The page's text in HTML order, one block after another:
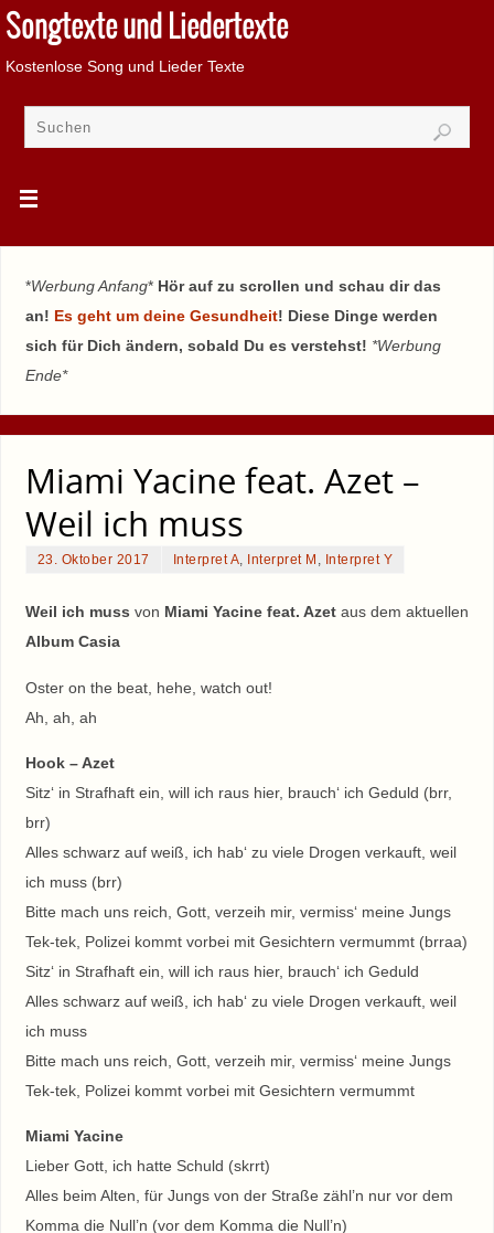
Songtexte und Liedertexte
Kostenlose Song und Lieder Texte
*Werbung Anfang* Hör auf zu scrollen und schau dir das
an! Es geht um deine Gesundheit! Diese Dinge werden
sich für Dich ändern, sobald Du es verstehst! *Werbung
Ende*
Miami Yacine feat. Azet –
Weil ich muss
23. Oktober 2017 Interpret A, Interpret M , Interpret Y
Weil ich muss von Miami Yacine feat. Azetaus dem aktuellen
Album Casia
Oster on the beat, hehe, watch out!
Ah, ah, ah
Hook – Azet
Sitz‘ in Strafhaft ein, will ich raus hier, brauch‘ ich Geduld (brr,
brr)
Alles schwarz auf weiß, ich hab‘ zu viele Drogen verkauft, weil
ich muss (brr)
Bitte mach uns reich, Gott, verzeih mir, vermiss‘ meine Jungs
Tek-tek, Polizei kommt vorbei mit Gesichtern vermummt (brraa)
Sitz‘ in Strafhaft ein, will ich raus hier, brauch‘ ich Geduld
Alles schwarz auf weiß, ich hab‘ zu viele Drogen verkauft, weil
ich muss
Bitte mach uns reich, Gott, verzeih mir, vermiss‘ meine Jungs
Tek-tek, Polizei kommt vorbei mit Gesichtern vermummt
Miami Yacine
Lieber Gott, ich hatte Schuld (skrrt)
Alles beim Alten, für Jungs von der Straße zähl’n nur vor dem
Komma die Null’n (vor dem Komma die Null’n)